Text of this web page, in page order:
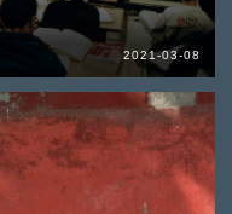
2021-03-08